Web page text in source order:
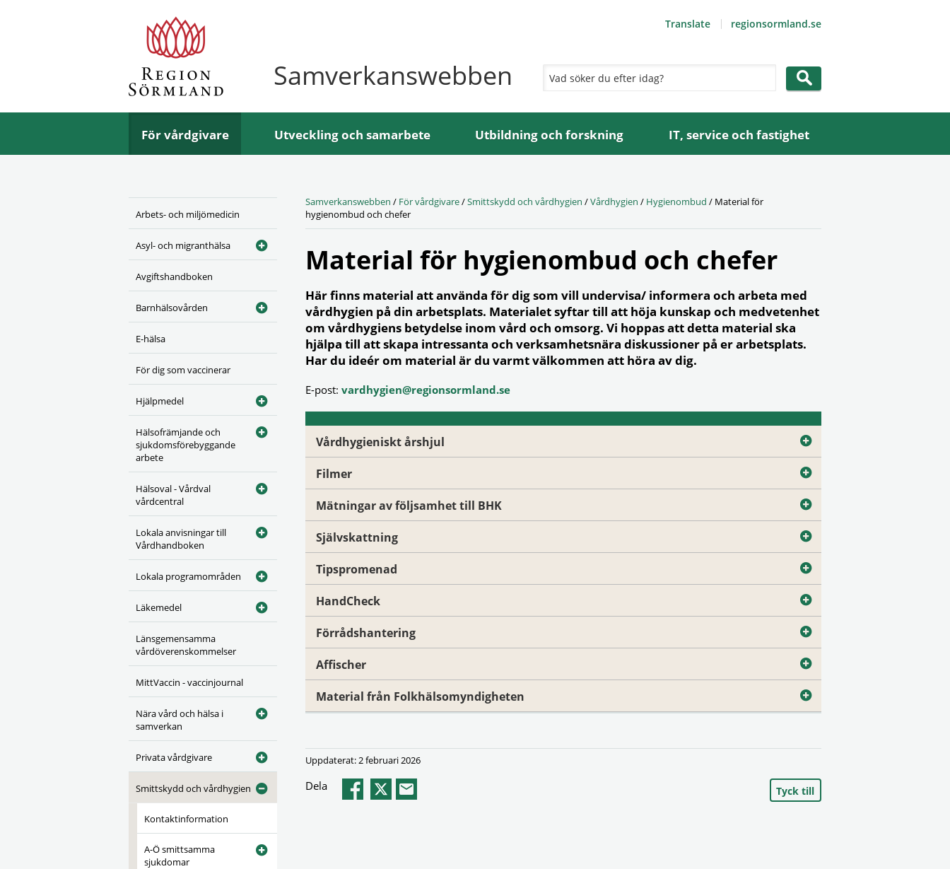
Samverkanswebben
Translate regionsormland.se
För vårdgivare Utveckling och samarbete Utbildning och forskning IT, service och fastighet
Arbets- och miljömedicin
Asyl- och migranthälsa
Avgiftshandboken
Barnhälsovården
E-hälsa
För dig som vaccinerar
Hjälpmedel
Hälsofrämjande och
sjukdomsförebyggande
arbete
Hälsoval - Vårdval
vårdcentral
Lokala anvisningar till
Vårdhandboken
Lokala programområden
Läkemedel
Länsgemensamma
vårdöverenskommelser
MittVaccin - vaccinjournal
Nära vård och hälsa i
samverkan
Privata vårdgivare
Smittskydd och vårdhygien
Kontaktinformation
A-Ö smittsamma
sjukdomar
Samverkanswebben / För vårdgivare/Smittskydd och vårdhygien /Vårdhygien / Hygienombud / Material för
hygienombud och chefer
Material för hygienombud och chefer
Här finns material att använda för dig som vill undervisa/ informera och arbeta med
vårdhygien på din arbetsplats. Materialet syftar till att höja kunskap och medvetenhet
om vårdhygiens betydelse inom vård och omsorg. Vi hoppas att detta material ska
hjälpa till att skapa intressanta och verksamhetsnära diskussioner på er arbetsplats.
Har du ideér om material är du varmt välkommen att höra av dig.
E-post: vardhygien@regionsormland.se
Vårdhygieniskt årshjul
Filmer
Mätningar av följsamhet till BHK
Självskattning
Tipspromenad
HandCheck
Förrådshantering
Affischer
Material från Folkhälsomyndigheten
Uppdaterat: 2 februari 2026
Dela Tyck till